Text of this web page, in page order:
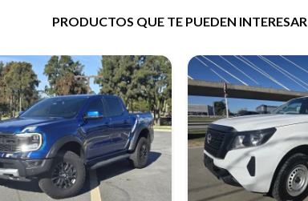
PRODUCTOS QUE TE PUEDEN INTERESAR